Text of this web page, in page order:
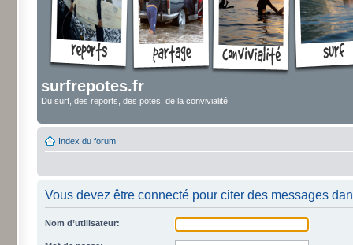
surfrepotes.fr
Du surf, des reports, des potes, de la convivialité
Index du forum
Vous devez être connecté pour citer des messages
Nom d’utilisateur: